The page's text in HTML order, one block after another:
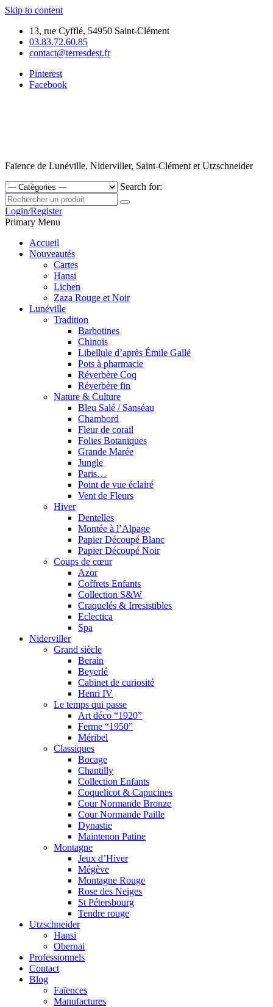
Skip to content
13, rue Cyfflé, 54950 Saint-Clément
03.83.72.60.85
contact@terresdest.fr
Pinterest
Facebook
Faïence de Lunéville, Niderviller, Saint-Clément et Utzschneider
Search for:
Login/Register
Primary Menu
Accueil
Nouveautés
Cartes
Hansi
Lichen
Zaza Rouge et Noir
Lunéville
Tradition
Barbotines
Chinois
Libellule d’après Émile Gallé
Pots à pharmacie
Réverbère Coq
Réverbère fin
Nature & Culture
Bleu Salé / Sanséau
Chambord
Fleur de corail
Folies Botaniques
Grande Marée
Jungle
Paris…
Point de vue éclairé
Vent de Fleurs
Hiver
Dentelles
Montée à l’Alpage
Papier Découpé Blanc
Papier Découpé Noir
Coups de cœur
Azor
Coffrets Enfants
Collection S&W
Craquelés & Irresistibles
Eclectica
Spa
Niderviller
Grand siècle
Berain
Beyerlé
Cabinet de curiosité
Henri IV
Le temps qui passe
Art déco “1920”
Ferme “1950”
Méribel
Classiques
Bocage
Chantilly
Collection Enfants
Coquelicot & Capucines
Cour Normande Bronze
Cour Normande Paille
Dynastie
Maintenon Patine
Montagne
Jeux d’Hiver
Mégève
Montagne Rouge
Rose des Neiges
St Pétersbourg
Tendre rouge
Utzschneider
Hansi
Obernai
Professionnels
Contact
Blog
Faïences
Manufactures